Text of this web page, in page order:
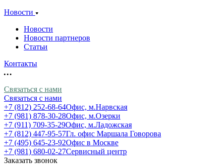
Новости
Новости
Новости партнеров
Статьи
Контакты
Связаться с нами
Связаться с нами
+7 (812) 252-68-64Офис, м.Нарвская
+7 (981) 878-30-28Офис, м.Озерки
+7 (911) 709-35-29Офис, м.Ладожская
+7 (812) 447-95-57Гл. офис Маршала Говорова
+7 (495) 645-23-92Офис в Москве
+7 (981) 680-02-27Сервисный центр
Заказать звонок